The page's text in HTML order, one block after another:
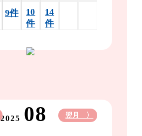
9件
10
件
14
件
2025 08 翌月 〉